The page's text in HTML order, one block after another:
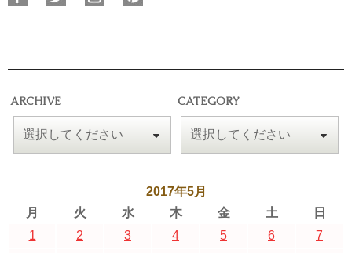
ARCHIVE CATEGORY
2017年5月
月
火 水 木 金 土 日
1 2 3 4 5 6
7